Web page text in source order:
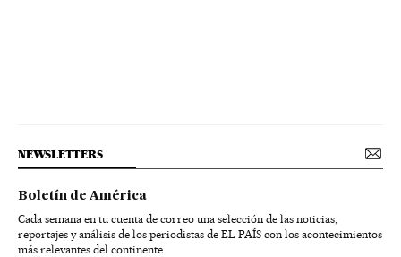
NEWSLETTERS
Boletín de América
Cada semana en tu cuenta de correo una selección de las noticias,
reportajes y análisis de los periodistas de EL PAÍS con los acontecimientos
más relevantes del continente.